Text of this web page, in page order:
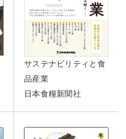
サステナビリティと食
品産業
日本食糧新聞社